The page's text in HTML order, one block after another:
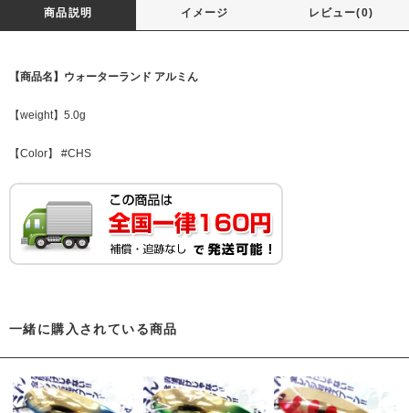
商品説明 イメージ レビュー(0)
【商品名】ウォーターランド アルミん
【weight】5.0g
【Color】 #CHS
一緒に購入されている商品